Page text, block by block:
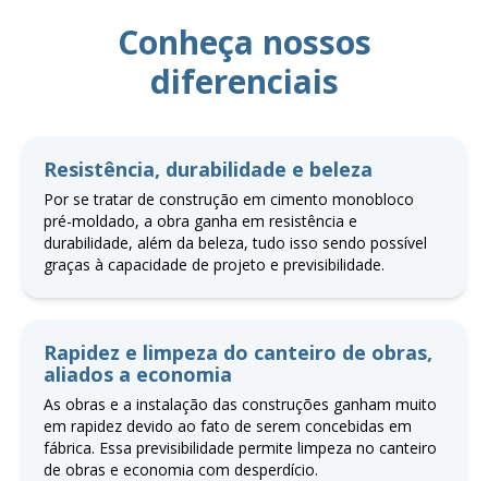
Conheça nossos
diferenciais
Resistência, durabilidade e beleza
Por se tratar de construção em cimento monobloco
pré-moldado, a obra ganha em resistência e
durabilidade, além da beleza, tudo isso sendo possível
graças à capacidade de projeto e previsibilidade.
Rapidez e limpeza do canteiro de obras,
aliados a economia
As obras e a instalação das construções ganham muito
em rapidez devido ao fato de serem concebidas em
fábrica. Essa previsibilidade permite limpeza no canteiro
de obras e economia com desperdício.